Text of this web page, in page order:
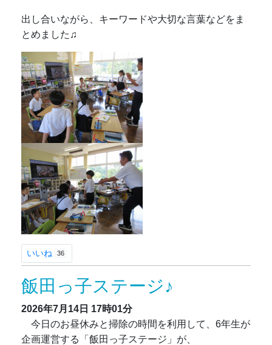
出し合いながら、キーワードや大切な言葉などをま
とめました♫
いいね 36
飯田っ子ステージ♪
2026年7月14日 17時01分
今日のお昼休みと掃除の時間を利用して、6年生が
企画運営する「飯田っ子ステージ」が、